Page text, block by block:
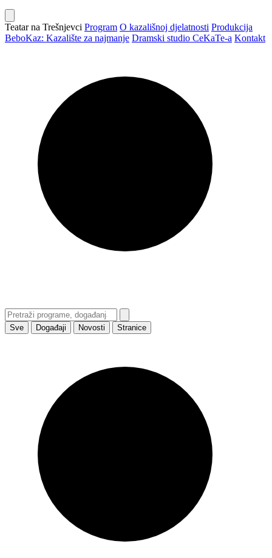
Teatar na Trešnjevci Program O kazališnoj djelatnosti Produkcija
BeboKaz: Kazalište za najmanje Dramski studio CeKaTe-a Kontakt
Sve Događaji Novosti Stranice